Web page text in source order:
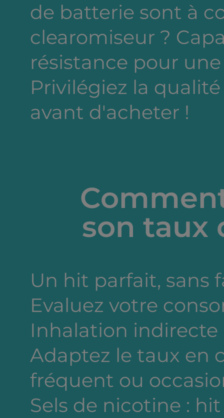
de batterie sont à
clearomiseur ?
résistance pour
Privilégiez la
avant d'acheter !
son taux
Un hit parfait, sans
Evaluez votre
Inhalation indirecte
Adaptez le taux en
fréquent ou
Sels de nicotine :